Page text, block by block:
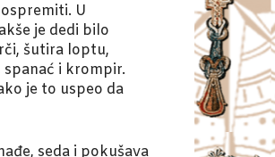
U
je dedi bilo
šutira loptu,
spanać i krompir.
je to uspeo da
seda i pokušava